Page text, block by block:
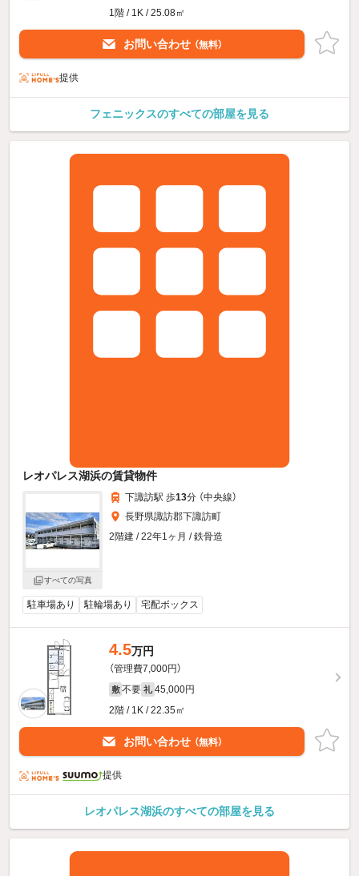
1階 / 1K / 25.08㎡
お問い合わせ （無料）
提供
フェニックスのすべての部屋を見る
レオパレス湖浜の賃貸物件
すべての写真
下諏訪駅 歩13分 （中央線）
長野県諏訪郡下諏訪町
2階建 / 22年1ヶ月 / 鉄骨造
駐車場あり 駐輪場あり 宅配ボックス
4.5万円
（管理費7,000円）
敷 不要 礼 45,000円
2階 / 1K / 22.35㎡
お問い合わせ （無料）
提供
レオパレス湖浜のすべての部屋を見る